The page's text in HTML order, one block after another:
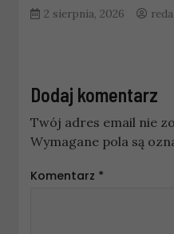
2 sierpnia, 2026
Dodaj komentarz
Twój adres email nie
Wymagane pola są
Komentarz *